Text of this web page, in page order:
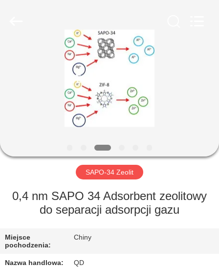
PRODUKTY
WYCIECZKA
FABRYCE
JAKOŚCI
SAPO-34 Zeolit
0,4 nm SAPO 34 Adsorbent zeolitowy
do separacji adsorpcji gazu
Miejsce
pochodzenia:
Chiny
Nazwa handlowa: QD